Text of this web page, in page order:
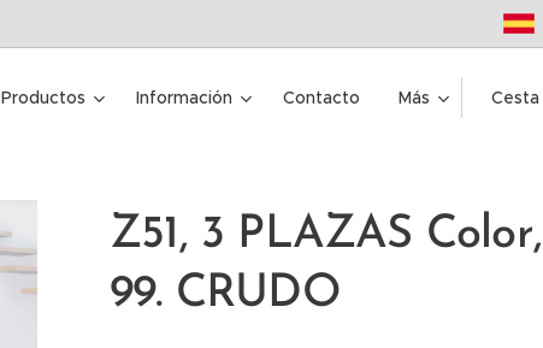
Productos Información Contacto Más Cesta
Z51, 3 PLAZAS Color,
99. CRUDO